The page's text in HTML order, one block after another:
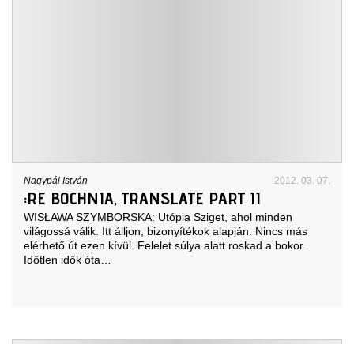
Nagypál István 2012. 03. 07.
:RE BOCHNIA, TRANSLATE PART II
WISŁAWA SZYMBORSKA: Utópia Sziget, ahol minden
világossá válik. Itt álljon, bizonyítékok alapján. Nincs más
elérhető út ezen kívül. Felelet súlya alatt roskad a bokor.
Időtlen idők óta…